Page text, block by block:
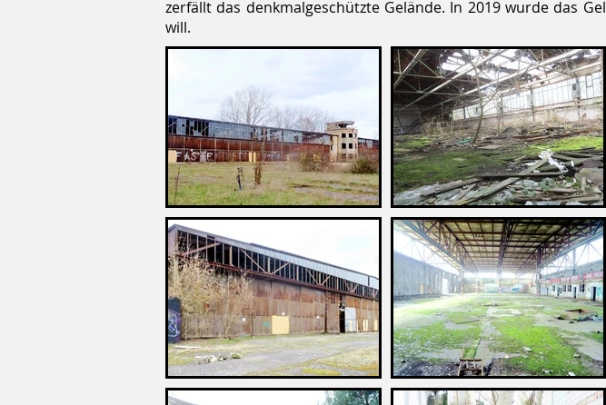
zerfällt das denkmalgeschützte Gelände. In 2019 wurde das
will.